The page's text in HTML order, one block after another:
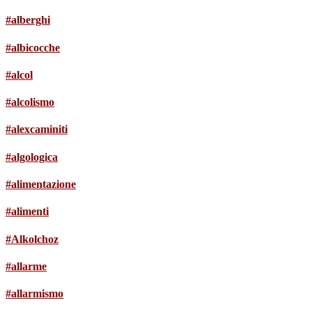
#alberghi
#albicocche
#alcol
#alcolismo
#alexcaminiti
#algologica
#alimentazione
#alimenti
#Alkolchoz
#allarme
#allarmismo